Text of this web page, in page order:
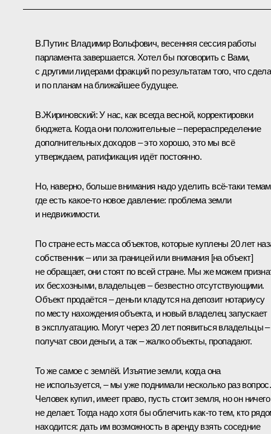
В.Путин: Владимир Вольфович, весенняя сессия работы
парламента завершается. Хотел бы поговорить с Вами,
с другими лидерами фракций по результатам того, что
и по планам на ближайшее будущее.
В.Жириновский: У нас, как всегда весной, корректировки
бюджета. Когда они положительные – перераспределение
дополнительных доходов – это хорошо, это мы всё
утверждаем, ратификация идёт постоянно.
Но, наверно, больше внимания надо уделить всё‑таки
где есть какое‑то новое давление: проблема земли
и недвижимости.
По стране есть масса объектов, которые куплены 20 лет
собственник – или за границей или внимания [на объект]
не обращает, они стоят по всей стране. Мы же можем
их бесхозными, владельцев – безвестно отсутствующими.
Объект продаётся – деньги кладутся на депозит нотариусу
по месту нахождения объекта, и новый владелец запускает
в эксплуатацию. Могут через 20 лет появиться владельцы –
получат свои деньги, а так – жалко объекты, пропадают.
То же самое с землёй. Изъятие земли, когда она
не используется, – мы уже поднимали несколько раз вопрос.
Человек купил, имеет право, пусть стоит земля, но он ничего
не делает. Тогда надо хотя бы облегчить как‑то тем, кто
находится: дать им возможность в аренду взять соседние